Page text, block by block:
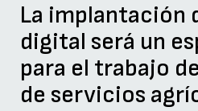
La implantación
digital será un
para el trabajo
de servicios